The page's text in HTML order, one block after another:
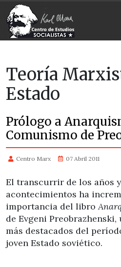
Teoría
Estado
Prólogo a
Comunismo de
Centro Marx 07 Abril 2011
El transcurrir de los años
acontecimientos ha
importancia del libro
de Evgeni
más destacados del
joven Estado soviético.